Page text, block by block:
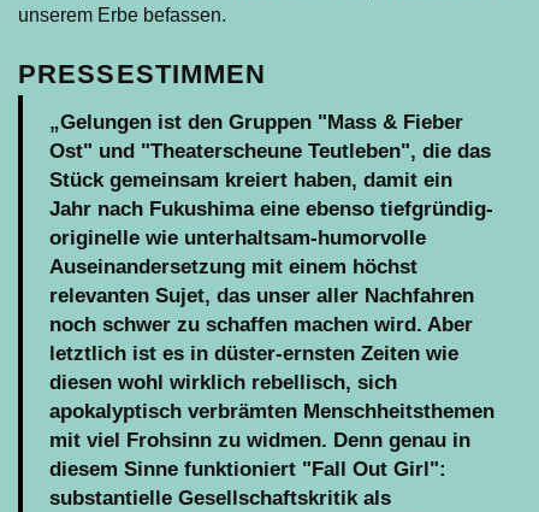
unserem Erbe befassen.
PRESSESTIMMEN
„Gelungen ist den Gruppen "Mass & Fieber
Ost" und "Theaterscheune Teutleben", die das
Stück gemeinsam kreiert haben, damit ein
Jahr nach Fukushima eine ebenso tiefgründig-
originelle wie unterhaltsam-humorvolle
Auseinandersetzung mit einem höchst
relevanten Sujet, das unser aller Nachfahren
noch schwer zu schaffen machen wird. Aber
letztlich ist es in düster-ernsten Zeiten wie
diesen wohl wirklich rebellisch, sich
apokalyptisch verbrämten Menschheitsthemen
mit viel Frohsinn zu widmen. Denn genau in
diesem Sinne funktioniert "Fall Out Girl":
substantielle Gesellschaftskritik als